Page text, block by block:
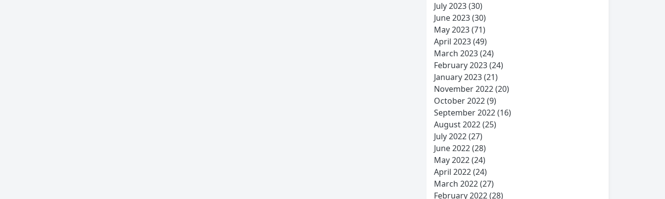
July 2023(30)
June 2023(30)
May 2023(71)
April 2023(49)
March 2023(24)
February 2023(24)
January 2023(21)
November 2022(20)
October 2022(9)
September 2022(16)
August 2022(25)
July 2022(27)
June 2022(28)
May 2022(24)
April 2022(24)
March 2022(27)
February 2022(28)